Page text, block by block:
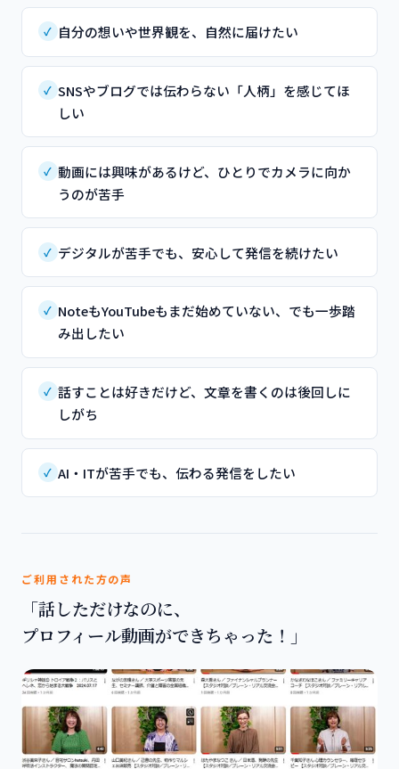
✓ 自分の想いや世界観を、自然に届けたい
✓ SNSやブログでは伝わらない「人柄」を感じてほ
しい
✓ 動画には興味があるけど、ひとりでカメラに向か
うのが苦手
✓ デジタルが苦手でも、安心して発信を続けたい
✓ NoteもYouTubeもまだ始めていない、でも一歩踏
み出したい
✓ 話すことは好きだけど、文章を書くのは後回しに
しがち
✓ AI・ITが苦手でも、伝わる発信をしたい
ご利用された方の声
「話しただけなのに、
プロフィール動画ができちゃった！」